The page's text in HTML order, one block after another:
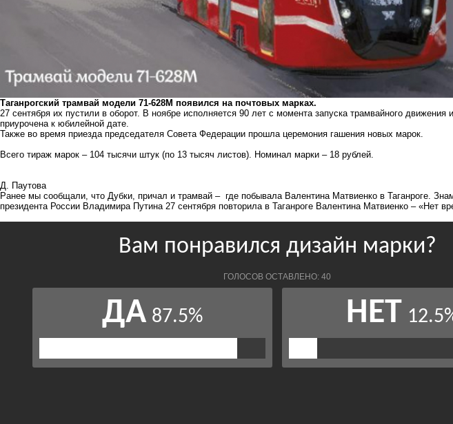
Таганрогский трамвай модели 71-628М появился на почтовых марках.
27 сентября их пустили в оборот. В ноябре исполняется 90 лет с момента запуска трамвайного движения
приурочена к юбилейной дате.
Также во время приезда председателя Совета Федерации прошла церемония гашения новых марок.
Всего тираж марок – 104 тысячи штук (по 13 тысяч листов). Номинал марки – 18 рублей.
Д. Паутова
Ранее мы сообщали, что Дубки, причал и трамвай – где побывала Валентина Матвиенко в Таганроге .
президента России Владимира Путина 27 сентября повторила в Таганроге Валентина Матвиенко – «Нет